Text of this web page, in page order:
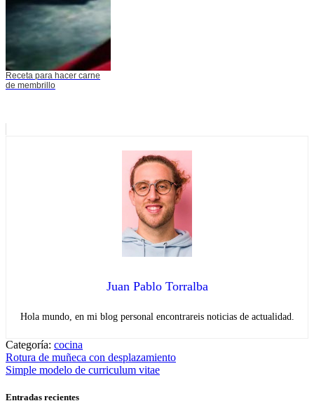
Receta para hacer carne
de membrillo
Juan Pablo Torralba
Hola mundo, en mi blog personal encontrareis noticias de actualidad.
Categoría: cocina
Navegación
de
entradas
Entrada
anterior:
Rotura de muñeca con desplazamiento
Entrada
Simple modelo de curriculum vitae
Entradas recientes